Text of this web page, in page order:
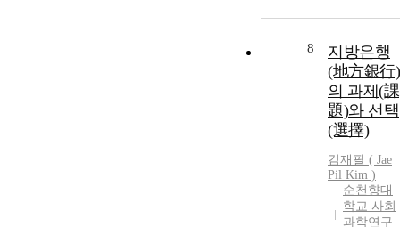
8
지방은행
(地方銀行)
의 과제(課
題)와 선택
(選擇)
김재필 ( Jae
Pil Kim )
순천향대
학교 사회
과학연구